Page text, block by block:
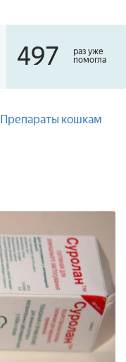
497
раз уже
помогла
Препараты кошкам